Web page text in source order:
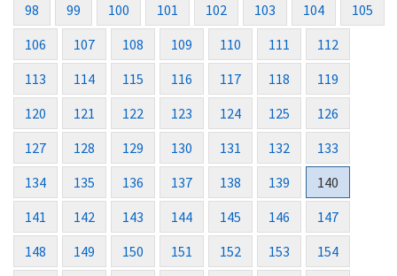
98
99 100 101 102 103 104
105
106
107 108 109 110 111
112
113
114 115 116 117 118
119
120
121 122 123 124 125
126
127
128 129 130 131 132
133
134
135 136 137 138 139
140
141
142 143 144 145 146
147
148
149 150 151 152 153
154